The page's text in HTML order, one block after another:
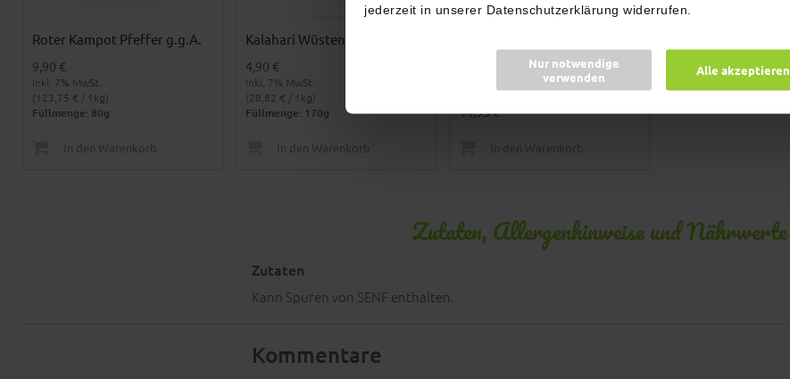
jederzeit in unserer Datenschutzerklärung widerrufen.
Nur notwendige
verwenden
Alle akzeptieren
Roter Kampot Pfeffer g.g.A.
9,90 €
Inkl. 7% MwSt.
(123,75 € / 1kg)
Füllmenge: 80g
In den Warenkorb
Kalahari Wüstensalz - grob
4,90 €
Inkl. 7% MwSt.
(28,82 € / 1kg)
Füllmenge: 170g
In den Warenkorb
44,95 €
In den Warenkorb
Zutaten, Allergenhinweise und Nährwerte
Zutaten
Kann Spuren von SENF enthalten.
Kommentare